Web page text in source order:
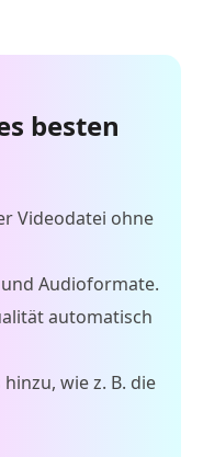
besten
Videodatei ohne
Audioformate.
automatisch
hinzu, wie z. B. die